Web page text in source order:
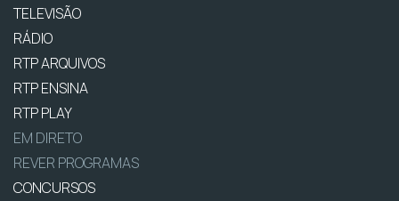
TELEVISÃO
RÁDIO
RTP ARQUIVOS
RTP ENSINA
RTP PLAY
EM DIRETO
REVER PROGRAMAS
CONCURSOS